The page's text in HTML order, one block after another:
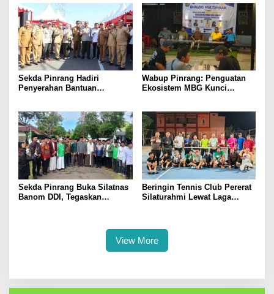
Sekda Pinrang Hadiri
Penyerahan Bantuan
Wabup Pinrang: Penguatan
Ekosistem MBG Kunci
Sekda Pinrang Buka Silatnas
Banom DDI, Tegaskan
Beringin Tennis Club Pererat
Silaturahmi Lewat Laga
View More